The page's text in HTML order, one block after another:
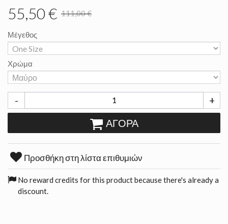
55,50 € 111,00 €
Μέγεθος
Χρώμα
- +
ΑΓΟΡΆ
Προσθήκη στη λίστα επιθυμιών
No reward credits for this product because there's already a
discount.